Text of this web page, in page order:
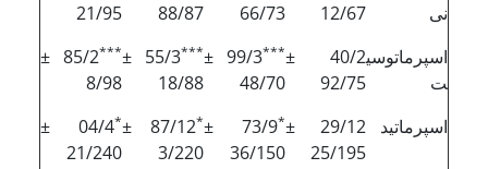
نی
12/67
66/73
88/87
21/95
اسپرماتوسی
ت
40/2 ±
92/75
***
99/3 ±
48/70
***
55/3 ±
18/88
***
85/2 ±
8/98
اسپرماتید
29/12 ±
25/195
*
73/9 ±
36/150
*
87/12 ±
3/220
*
04/4 ±
21/240